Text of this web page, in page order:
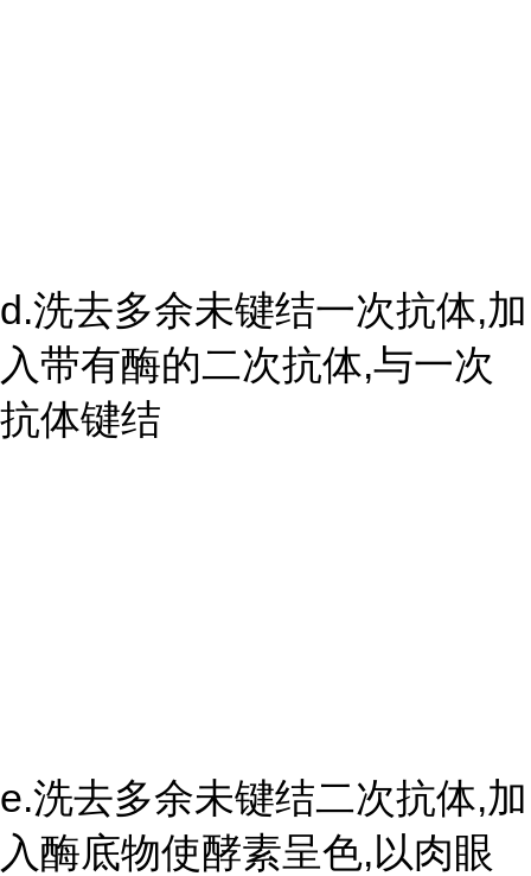
d.洗去多余未键结一次抗体,加
入带有酶的二次抗体,与一次
抗体键结
e.洗去多余未键结二次抗体,加
入酶底物使酵素呈色,以肉眼